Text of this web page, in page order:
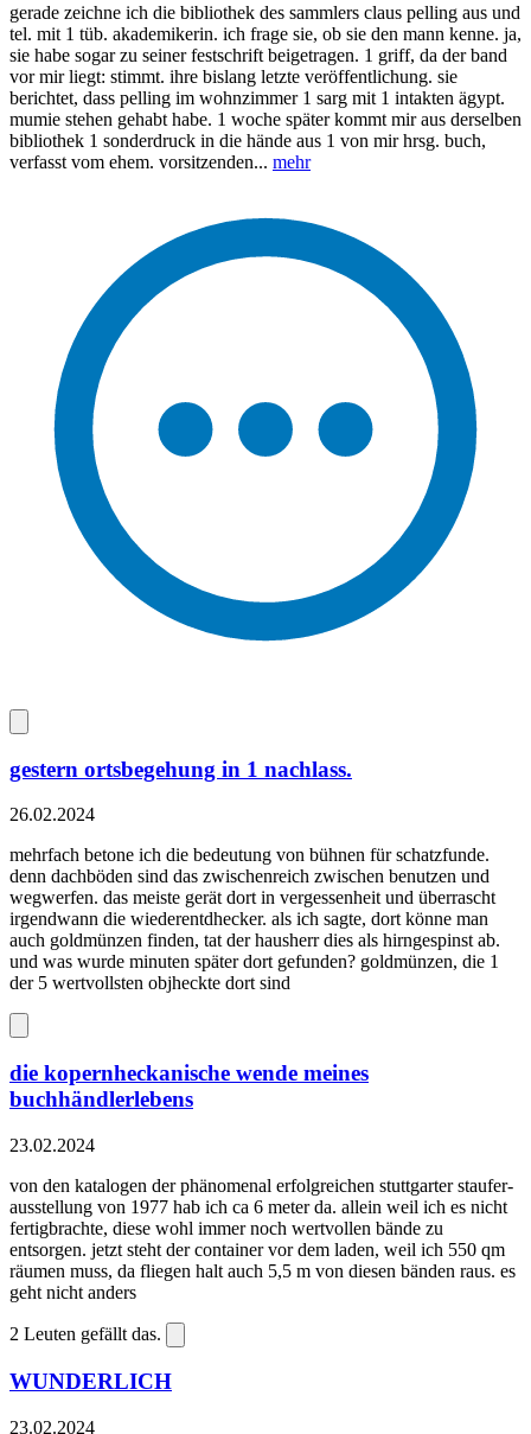
gerade zeichne ich die bibliothek des sammlers claus pelling aus und
tel. mit 1 tüb. akademikerin. ich frage sie, ob sie den mann kenne. ja,
sie habe sogar zu seiner festschrift beigetragen. 1 griff, da der band
vor mir liegt: stimmt. ihre bislang letzte veröffentlichung. sie
berichtet, dass pelling im wohnzimmer 1 sarg mit 1 intakten ägypt.
mumie stehen gehabt habe. 1 woche später kommt mir aus derselben
bibliothek 1 sonderdruck in die hände aus 1 von mir hrsg. buch,
verfasst vom ehem. vorsitzenden... mehr
gestern ortsbegehung in 1 nachlass.
26.02.2024
mehrfach betone ich die bedeutung von bühnen für schatzfunde.
denn dachböden sind das zwischenreich zwischen benutzen und
wegwerfen. das meiste gerät dort in vergessenheit und überrascht
irgendwann die wiederentdhecker. als ich sagte, dort könne man
auch goldmünzen finden, tat der hausherr dies als hirngespinst ab.
und was wurde minuten später dort gefunden? goldmünzen, die 1
der 5 wertvollsten objheckte dort sind
die kopernheckanische wende meines
buchhändlerlebens
23.02.2024
von den katalogen der phänomenal erfolgreichen stuttgarter staufer-
ausstellung von 1977 hab ich ca 6 meter da. allein weil ich es nicht
fertigbrachte, diese wohl immer noch wertvollen bände zu
entsorgen. jetzt steht der container vor dem laden, weil ich 550 qm
räumen muss, da fliegen halt auch 5,5 m von diesen bänden raus. es
geht nicht anders
2 Leuten gefällt das.
WUNDERLICH
23.02.2024